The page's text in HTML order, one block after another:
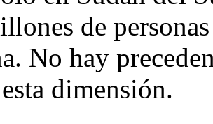
de
No hay
dimensión.